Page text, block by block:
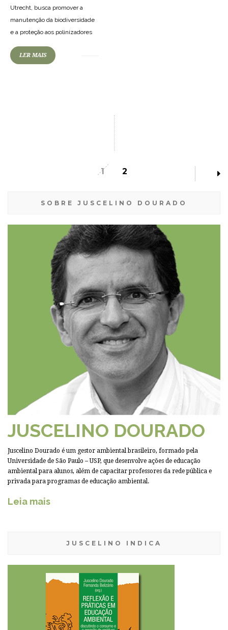
Utrecht, busca promover a
manutenção da biodiversidade
e a proteção aos polinizadores
LER MAIS
1 2
SOBRE JUSCELINO DOURADO
JUSCELINO DOURADO
Juscelino Dourado é um gestor ambiental brasileiro, formado pela
Universidade de São Paulo – USP, que desenvolve ações de educação
ambiental para alunos, além de capacitar professores da rede pública e
privada para programas de educação ambiental.
Leia mais
JUSCELINO INDICA